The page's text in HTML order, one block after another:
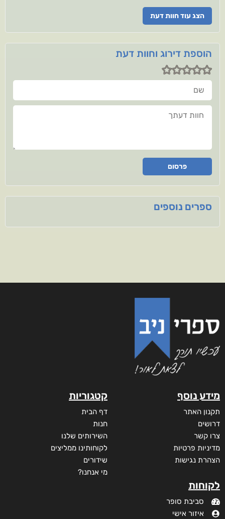
הצג עוד חוות דעת
הוספת דירוג וחוות דעת
שם
חוות דעתך
פרסום
ספרים נוספים
מידע נוסף
תקנון האתר
דרושים
צרו קשר
מדיניות פרטיות
הצהרת נגישות
לקוחות
סביבת סופר
איזור אישי
קטגוריות
דף הבית
חנות
השירותים שלנו
לקוחותינו ממליצים
שידורים
מי אנחנו?